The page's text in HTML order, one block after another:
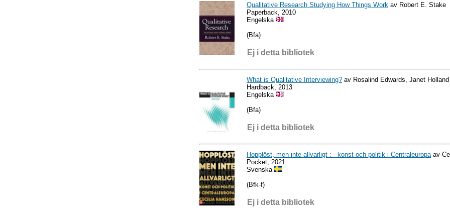
Qualitative Research Studying How Things Work av Robert E. Stake
Paperback, 2010
Engelska
(Bfa)
Ej i detta bibliotek
What is Qualitative Interviewing? av Rosalind Edwards, Janet Holland
Hardback, 2013
Engelska
(Bfa)
Ej i detta bibliotek
Hopplöst, men inte allvarligt : - konst och politik i Centraleuropa av
Pocket, 2021
Svenska
(Bfk-f)
Ej i detta bibliotek